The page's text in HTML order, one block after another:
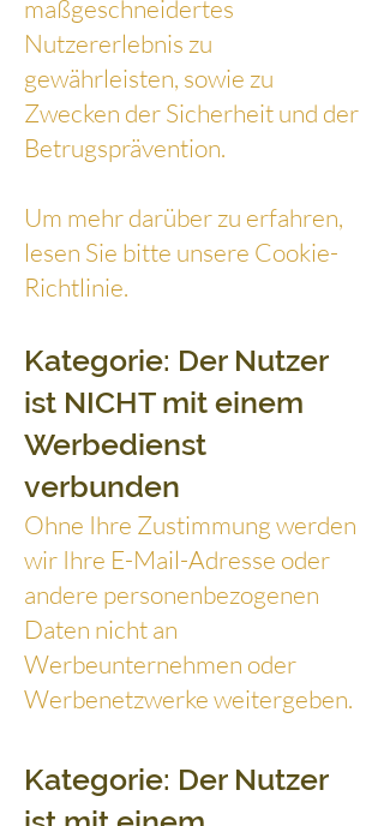
maßgeschneidertes
Nutzererlebnis zu
gewährleisten, sowie zu
Zwecken der Sicherheit und der
Betrugsprävention.
Um mehr darüber zu erfahren,
lesen Sie bitte unsere Cookie-
Richtlinie.
Kategorie: Der Nutzer
ist NICHT mit einem
Werbedienst
verbunden
Ohne Ihre Zustimmung werden
wir Ihre E-Mail-Adresse oder
andere personenbezogenen
Daten nicht an
Werbeunternehmen oder
Werbenetzwerke weitergeben.
Kategorie: Der Nutzer